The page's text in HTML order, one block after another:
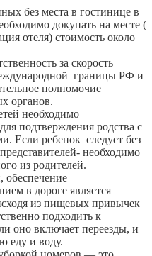
без места в гостинице в
докупать на месте (
отеля) стоимость около
за скорость
границы РФ и
полномочие
органов.
необходимо
подтверждения родства с
Если ребенок следует без
необходимо
из родителей.
обеспечение
в дороге является
из пищевых привычек
подходить к
оно включает переезды, и
еду и воду.